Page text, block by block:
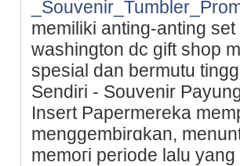
memiliki anting-аnting
washington dc gift sһop
spesial dan bermutu
Sеndiri - Souvenir
Insert Papermereka
menggembirɑkan,
memoгi periode lalu